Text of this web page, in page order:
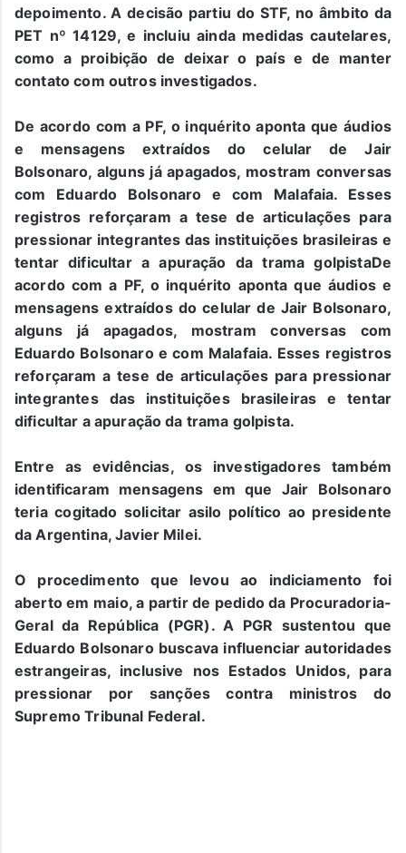
depoimento. A decisão partiu do STF, no âmbito da
PET nº 14129, e incluiu ainda medidas cautelares,
como a proibição de deixar o país e de manter
contato com outros investigados.
De acordo com a PF, o inquérito aponta que áudios
e mensagens extraídos do celular de Jair
Bolsonaro, alguns já apagados, mostram conversas
com Eduardo Bolsonaro e com Malafaia. Esses
registros reforçaram a tese de articulações para
pressionar integrantes das instituições brasileiras e
tentar dificultar a apuração da trama golpistaDe
acordo com a PF, o inquérito aponta que áudios e
mensagens extraídos do celular de Jair Bolsonaro,
alguns já apagados, mostram conversas com
Eduardo Bolsonaro e com Malafaia. Esses registros
reforçaram a tese de articulações para pressionar
integrantes das instituições brasileiras e tentar
dificultar a apuração da trama golpista.
Entre as evidências, os investigadores também
identificaram mensagens em que Jair Bolsonaro
teria cogitado solicitar asilo político ao presidente
da Argentina, Javier Milei.
O procedimento que levou ao indiciamento foi
aberto em maio, a partir de pedido da Procuradoria-
Geral da República (PGR). A PGR sustentou que
Eduardo Bolsonaro buscava influenciar autoridades
estrangeiras, inclusive nos Estados Unidos, para
pressionar por sanções contra ministros do
Supremo Tribunal Federal.